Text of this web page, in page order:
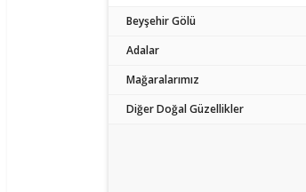
Beyşehir Gölü
Adalar
Mağaralarımız
Diğer Doğal Güzellikler